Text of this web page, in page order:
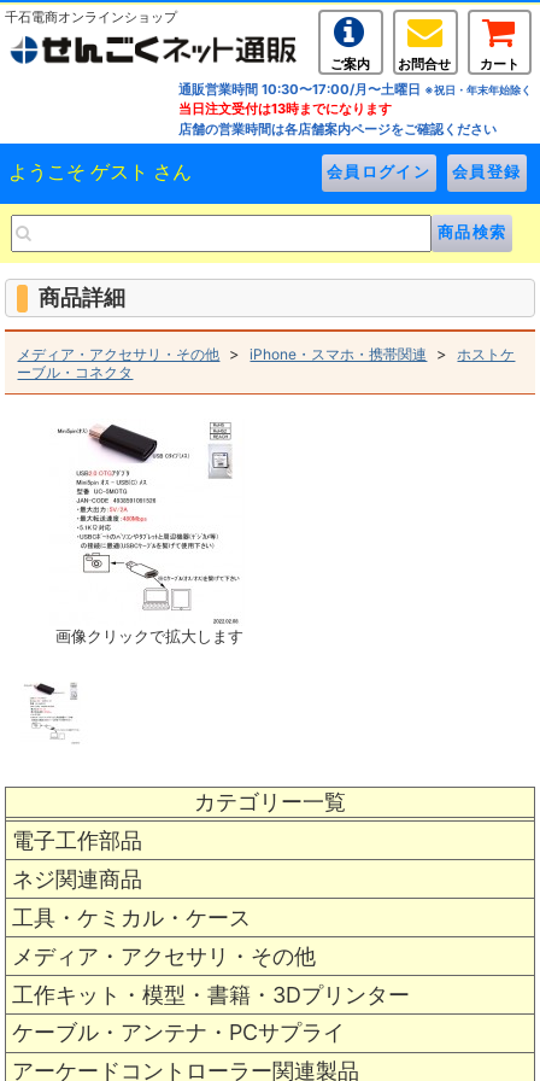
千石電商オンラインショップ
ご案内 お問合せ
カート
通販営業時間 10:30〜17:00/月〜土曜日 ※祝日・年末年始除く
当日注文受付は13時までになります
店舗の営業時間は各店舗案内ページをご確認ください
ようこそ ゲスト さん
カテゴリー一覧
電子工作部品
ネジ関連商品
工具・ケミカル・ケース
メディア・アクセサリ・その他
工作キット・模型・書籍・3Dプリンター
ケーブル・アンテナ・PCサプライ
アーケードコントローラー関連製品
商品詳細
メディア・アクセサリ・その他 >iPhone・スマホ・携帯関連 > ホストケ
ーブル・コネクタ
画像クリックで拡大します